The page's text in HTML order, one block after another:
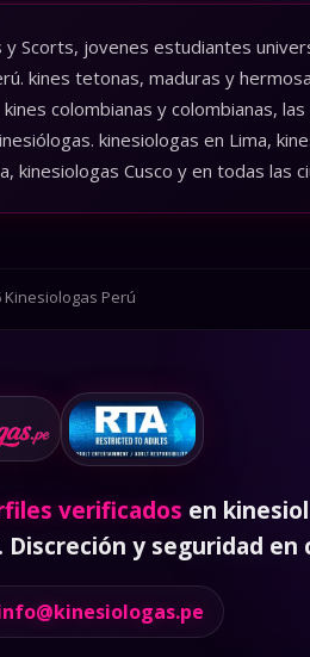
Scorts, jovenes estudiantes
kines tetonas, maduras y
colombianas y colombianas,
kinesiologas en Lima,
verificadosen
Discreción y seguridad